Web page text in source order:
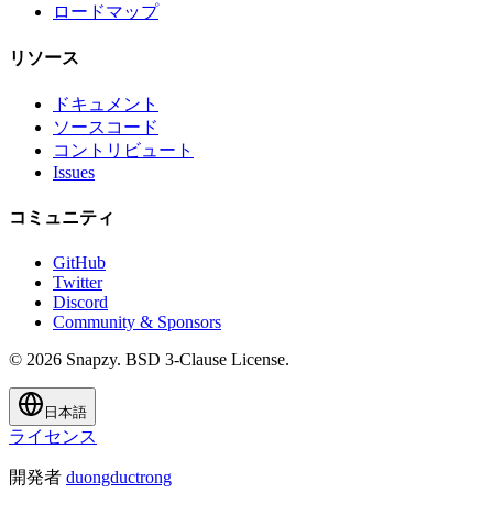
ロードマップ
リソース
ドキュメント
ソースコード
コントリビュート
Issues
コミュニティ
GitHub
Twitter
Discord
Community & Sponsors
© 2026 Snapzy. BSD 3-Clause License.
日本語
ライセンス
開発者 duongductrong